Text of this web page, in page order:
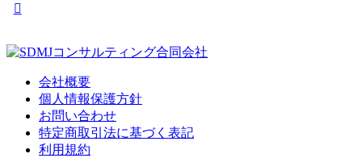
会社概要
個人情報保護方針
お問い合わせ
特定商取引法に基づく表記
利用規約